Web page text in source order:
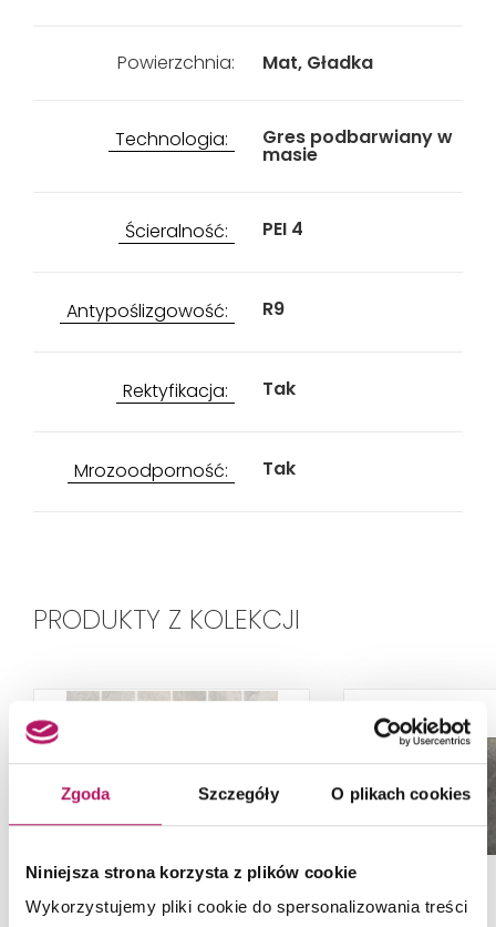
Zgoda Szczegóły O plikach cookies
Niniejsza strona korzysta z plików cookie
Wykorzystujemy pliki cookie do spersonalizowania treści
Powierzchnia: Mat, Gładka
Technologia: Gres podbarwiany w
masie
Ścieralność: PEI 4
Antypoślizgowość: R9
Rektyfikacja: Tak
Mrozoodporność: Tak
PRODUKTY Z KOLEKCJI